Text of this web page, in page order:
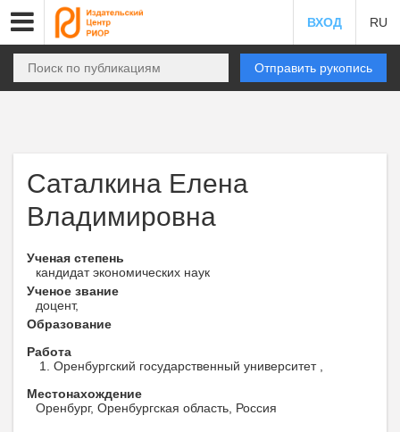
ВХОД RU
Отправить рукопись
Саталкина Елена
Владимировна
Ученая степень
кандидат экономических наук
Ученое звание
доцент,
Образование
Работа
Оренбургский государственный университет ,
Местонахождение
Оренбург, Оренбургская область, Россия